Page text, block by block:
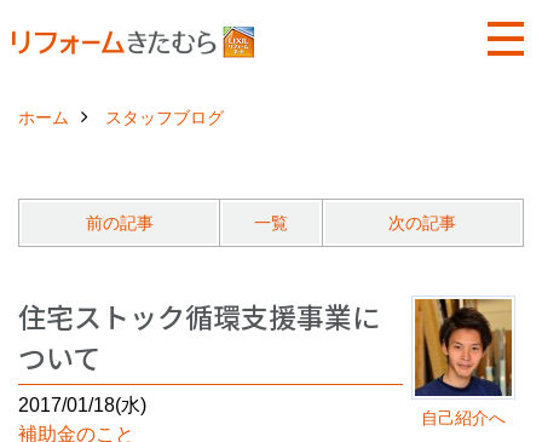
ホーム スタッフブログ
前の記事 一覧 次の記事
自己紹介へ
住宅ストック循環支援事業に
ついて
2017/01/18(水)
補助金のこと